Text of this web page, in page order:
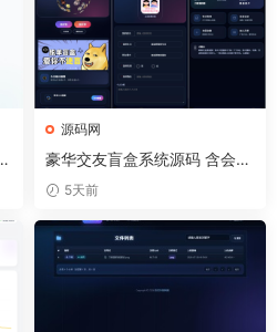
源码网
豪华交友盲盒系统源码 含会员
分站分销系统 可易支付
5天前